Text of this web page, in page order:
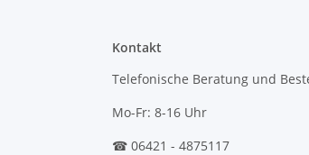
Kontakt
Telefonische Beratung und
Mo-Fr: 8-16 Uhr
☎ 06421 - 4875117